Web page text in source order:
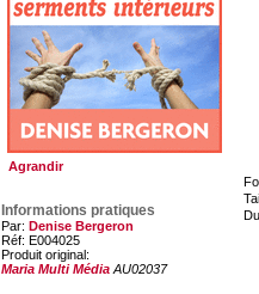
Agrandir
Informations pratiques
Par: Denise Bergeron
Réf: E004025
Produit original:
Maria Multi Média AU02037